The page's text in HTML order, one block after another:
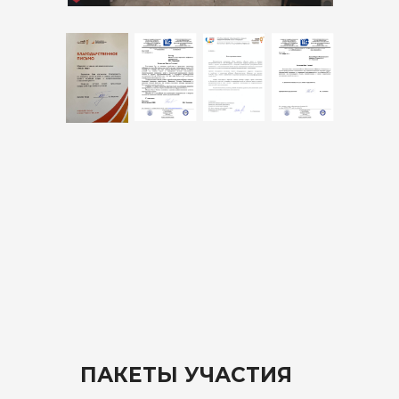
ПАКЕТЫ УЧАСТИЯ